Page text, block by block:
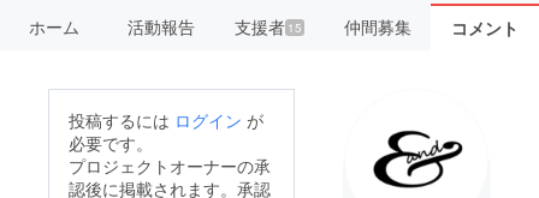
ホーム 活動報告 支援者 15 仲間募集 コメント
投稿するには ログイン が
必要です。
プロジェクトオーナーの承
認後に掲載されます。承認